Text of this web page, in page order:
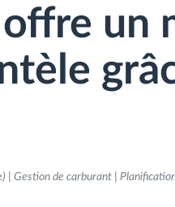
un
Gestion de carburant |